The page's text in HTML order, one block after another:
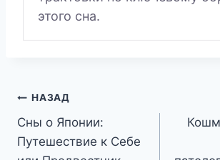
этого сна.
Навигация
по
НАЗАД
Сны о Японии:
Путешествие к Себе